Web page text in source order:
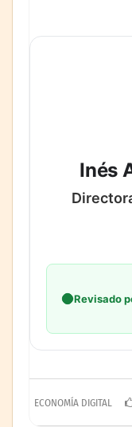
Inés
Revisado
ECONOMÍA DIGITAL